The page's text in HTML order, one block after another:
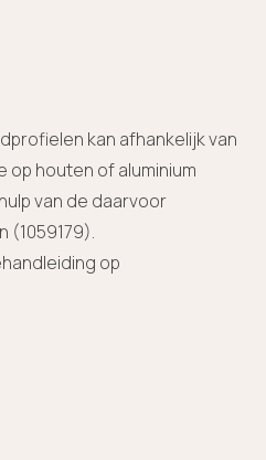
kan afhankelijk van
houten of aluminium
van de daarvoor
(1059179).
op